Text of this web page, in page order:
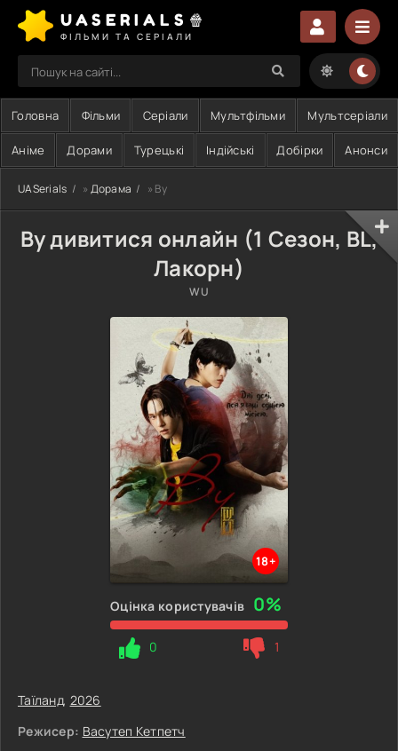
UASERIALS🍿
ФІЛЬМИ ТА СЕРІАЛИ
Головна Фільми Серіали Мультфільми Мультсеріали
Аніме Дорами Турецькі Індійські Добірки Анонси
UASerials » Дорама » Ву
Ву дивитися онлайн (1 Сезон, BL,
Лакорн)
WU
18+
Оцінка користувачів 0%
0 1
Таїланд, 2026
Режисер: Васутеп Кетпетч